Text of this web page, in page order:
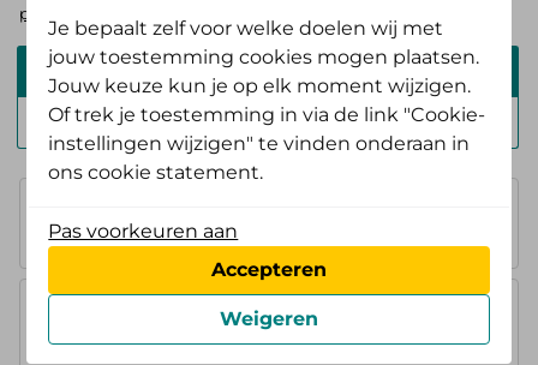
pakket
Alles Verzorgd Polis
Zelf Bewust Polis
100%
geen vergoeding
Je bepaalt zelf voor welke doelen wij met
jouw toestemming cookies mogen plaatsen.
Jouw keuze kun je op elk moment wijzigen.
Of trek je toestemming in via de link "Cookie-
instellingen wijzigen" te vinden onderaan in
ons cookie statement.
Pas voorkeuren aan
Accepteren
Weigeren